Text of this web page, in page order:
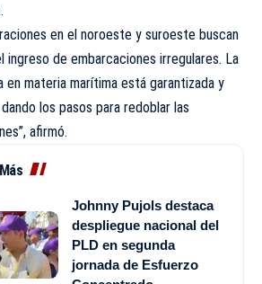
en el noroeste y suroeste buscan
ingreso de embarcaciones irregulares. La
en materia marítima está garantizada y
los pasos para redoblar las
afirmó.
Johnny Pujols destaca
despliegue nacional del
PLD en segunda
jornada de Esfuerzo